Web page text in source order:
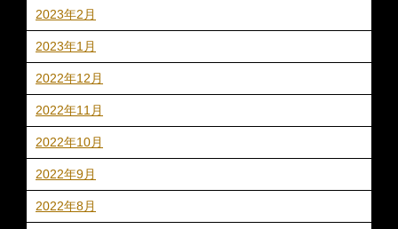
2023年2月
2023年1月
2022年12月
2022年11月
2022年10月
2022年9月
2022年8月